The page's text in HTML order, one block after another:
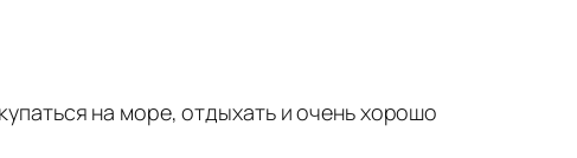
на море, отдыхать и очень хорошо